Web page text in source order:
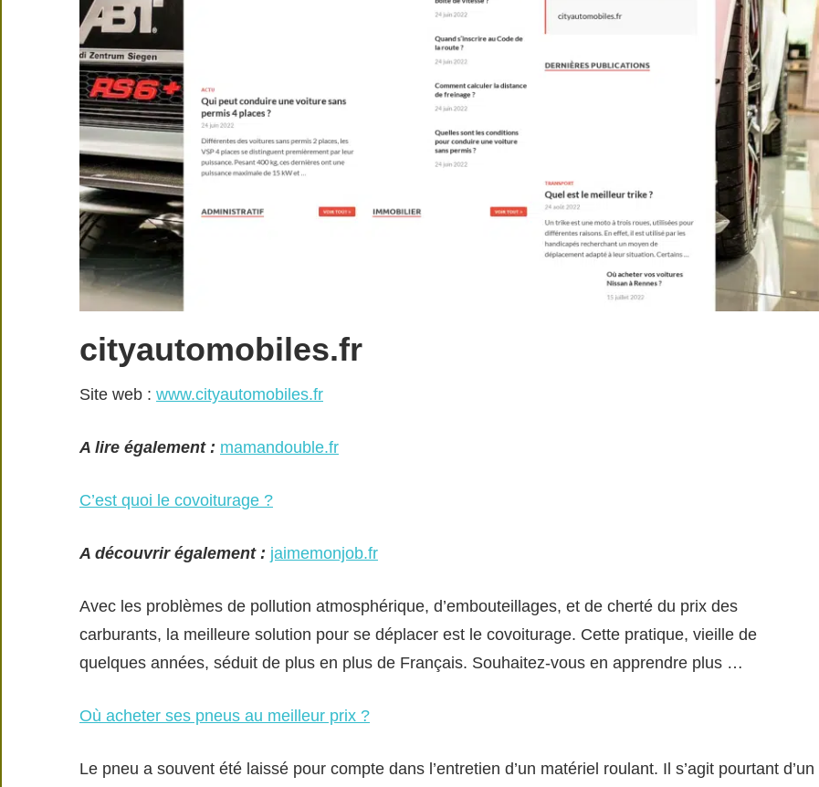
cityautomobiles.fr
Site web : www.cityautomobiles.fr
A lire également : mamandouble.fr
C’est quoi le covoiturage ?
A découvrir également : jaimemonjob.fr
Avec les problèmes de pollution atmosphérique, d’embouteillages, et de cherté du prix des
carburants, la meilleure solution pour se déplacer est le covoiturage. Cette pratique, vieille de
quelques années, séduit de plus en plus de Français. Souhaitez-vous en apprendre plus …
Où acheter ses pneus au meilleur prix ?
Le pneu a souvent été laissé pour compte dans l’entretien d’un matériel roulant. Il s’agit pourtant d’un